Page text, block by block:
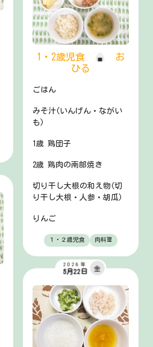
1・2歳児食
お
ひる
ごはん
みそ汁(いんげん・ながい
も)
1歳 鶏団子
2歳 鶏肉の南部焼き
切り干し大根の和え物(切
り干し大根・人参・胡瓜)
りんご
１・２歳児食 肉料理
2026年
5月22日
金